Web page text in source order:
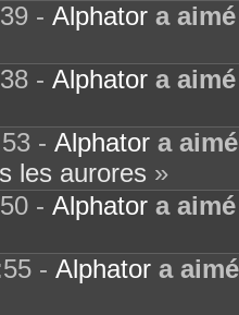
- Alphator a aimé
- Alphator a aimé
- Alphator a aimé
les aurores »
- Alphator a aimé
- Alphator a aimé